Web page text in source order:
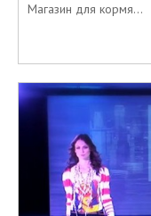
Магазин для кормя...